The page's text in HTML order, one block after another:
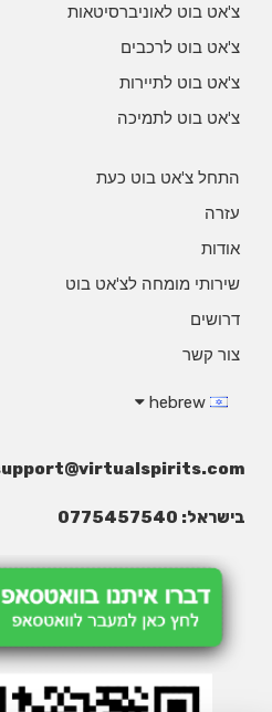
צ'אט בוט לאוניברסיטאות
צ'אט בוט לרכבים
צ'אט בוט לתיירות
צ'אט בוט לתמיכה
התחל צ'אט בוט כעת
עזרה
אודות
שירותי מומחה לצ'אט בוט
דרושים
צור קשר
בישראל: 0775457540